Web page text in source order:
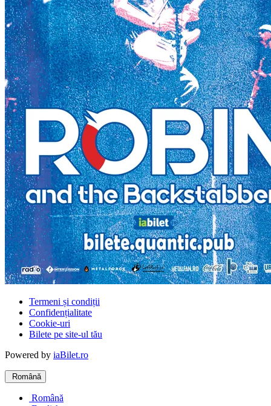
Termeni și condiții
Confidențialitate
Cookie-uri
Bilete pe site-ul tău
Powered by iaBilet.ro
Română
Română